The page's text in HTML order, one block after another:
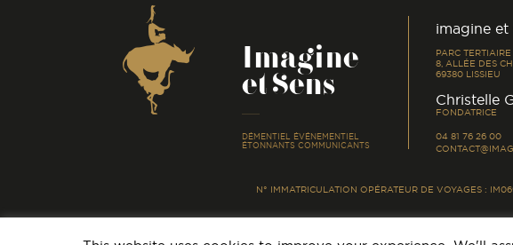
Coordonnées
Imagine
et Sens
DÉMENTIEL ÉVÉNEMENTIEL
ÉTONNANTS COMMUNICANTS
imagine et
PARC
8, ALLÉE DES
69380 LISSIEU
Christelle
FONDATRICE
04 81 76 26 00
N° IMMATRICULATION OPÉRATEUR DE VOYAGES :